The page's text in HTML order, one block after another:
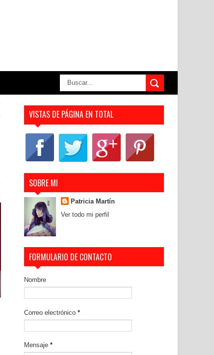
VISTAS DE PÁGINA EN TOTAL
SOBRE MI
Patricia Martín
Ver todo mi perfil
FORMULARIO DE CONTACTO
Nombre
Correo electrónico *
Mensaje *